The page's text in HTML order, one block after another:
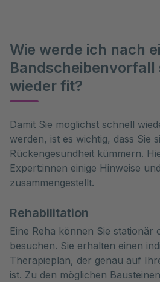
Wie werde ich nach
Bandscheibenvorfall
wieder fit?
Damit Sie möglichst schnell
werden, ist es wichtig, dass Sie
Rückengesundheit kümmern.
Expert:innen einige Hinweise
zusammengestellt.
Rehabilitation
Eine Reha können Sie stationär
besuchen. Sie erhalten einen
Therapieplan, der genau auf
ist. Zu den möglichen